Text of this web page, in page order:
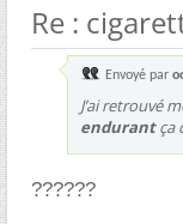
Re :
Envoyé par
J’ai retrouvé
endurantça
??????